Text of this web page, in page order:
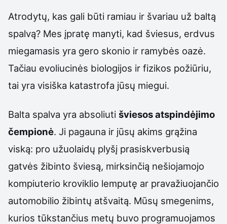
Atrodytų, kas gali būti ramiau ir švariau už baltą
spalvą? Mes įpratę manyti, kad šviesus, erdvus
miegamasis yra gero skonio ir ramybės oazė.
Tačiau evoliucinės biologijos ir fizikos požiūriu,
tai yra visiška katastrofa jūsų miegui.
Balta spalva yra absoliuti šviesos atspindėjimo
čempionė. Ji pagauna ir jūsų akims grąžina
viską: pro užuolaidų plyšį prasiskverbusią
gatvės žibinto šviesą, mirksinčią nešiojamojo
kompiuterio kroviklio lemputę ar pravažiuojančio
automobilio žibintų atšvaitą. Mūsų smegenims,
kurios tūkstančius metų buvo programuojamos